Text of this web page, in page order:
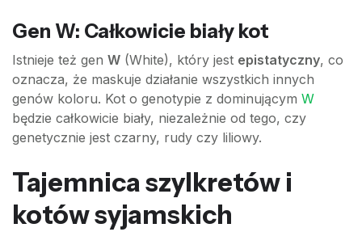
Gen W: Całkowicie biały kot
Istnieje też gen W (White), który jest epistatyczny, co
oznacza, że maskuje działanie wszystkich innych
genów koloru. Kot o genotypie z dominującym W
będzie całkowicie biały, niezależnie od tego, czy
genetycznie jest czarny, rudy czy liliowy.
Tajemnica szylkretów i
kotów syjamskich